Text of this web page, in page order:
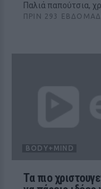
Παλιά παπούτσια,
ΠΡΙΝ 293
BODY+MIND
Τα πιο